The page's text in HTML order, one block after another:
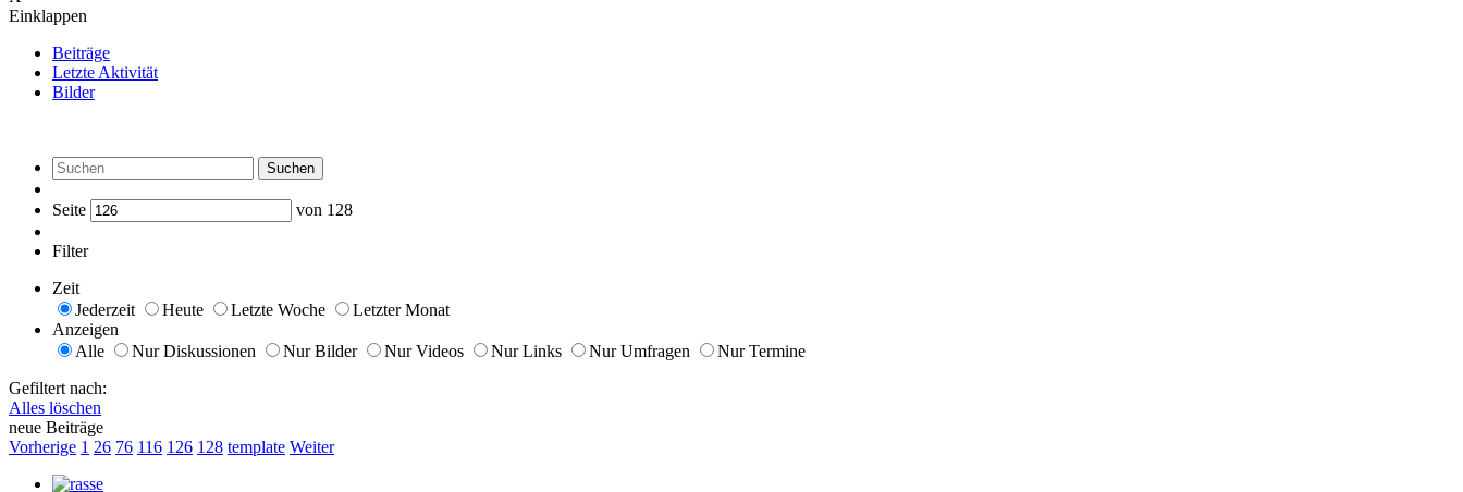
Einklappen
Beiträge
Letzte Aktivität
Bilder
Suchen
Seite von 128
Filter
Zeit
Jederzeit
Heute Letzte Woche
Letzter Monat
Anzeigen
Alle
Nur Diskussionen Nur Bilder Nur Videos Nur Links Nur Umfragen
Nur Termine
Gefiltert nach:
Alles löschen
neue Beiträge
Vorherige 1 26 76 116 126 128 template Weiter